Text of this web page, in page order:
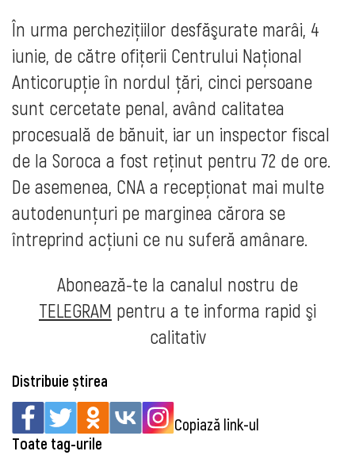
În urma percheziţiilor desfăşurate marâi, 4
iunie, de către ofiţerii Centrului Naţional
Anticorupţie în nordul ţări, cinci persoane
sunt cercetate penal, având calitatea
procesuală de bănuit, iar un inspector fiscal
de la Soroca a fost reținut pentru 72 de ore.
De asemenea, CNA a recepționat mai multe
autodenunțuri pe marginea cărora se
întreprind acțiuni ce nu suferă amânare.
Abonează-te la canalul nostru de
TELEGRAM pentru a te informa rapid şi
calitativ
Distribuie știrea
Copiază link-ul
Toate tag-urile